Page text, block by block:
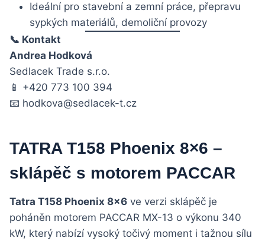
Ideální pro stavební a zemní práce, přepravu
sypkých materiálů, demoliční provozy
📞 Kontakt
Andrea Hodková
Sedlacek Trade s.r.o.
📱 +420 773 100 394
📧 hodkova@sedlacek-t.cz
TATRA T158 Phoenix 8×6 –
sklápěč s motorem PACCAR
Tatra T158 Phoenix 8×6 ve verzi sklápěč je
poháněn motorem PACCAR MX-13 o výkonu 340
kW, který nabízí vysoký točivý moment i tažnou sílu